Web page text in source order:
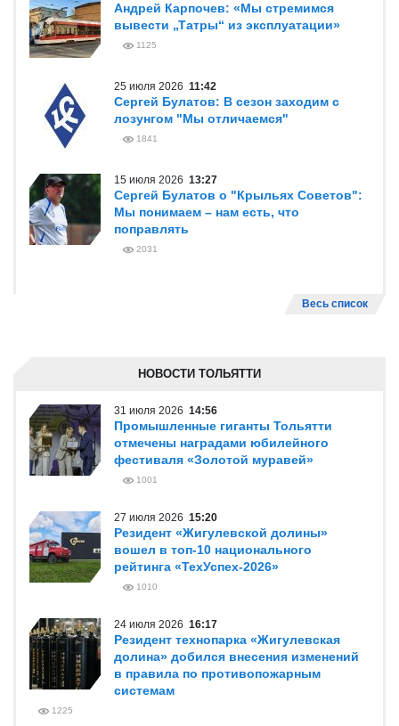
Андрей Карпочев: «Мы стремимся
вывести „Татры“ из эксплуатации»
1125
25 июля 2026 11:42
Сергей Булатов: В сезон заходим с
лозунгом "Мы отличаемся"
1841
15 июля 2026 13:27
Сергей Булатов о "Крыльях Советов":
Мы понимаем – нам есть, что
поправлять
2031
Весь список
НОВОСТИ ТОЛЬЯТТИ
31 июля 2026 14:56
Промышленные гиганты Тольятти
отмечены наградами юбилейного
фестиваля «Золотой муравей»
1001
27 июля 2026 15:20
Резидент «Жигулевской долины»
вошел в топ-10 национального
рейтинга «ТехУспех-2026»
1010
24 июля 2026 16:17
Резидент технопарка «Жигулевская
долина» добился внесения изменений
в правила по противопожарным
системам
1225